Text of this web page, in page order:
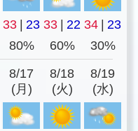
33 | 23 33 | 22 34 | 23
80% 60% 30%
8/17
(月)
8/18
(火)
8/19
(水)